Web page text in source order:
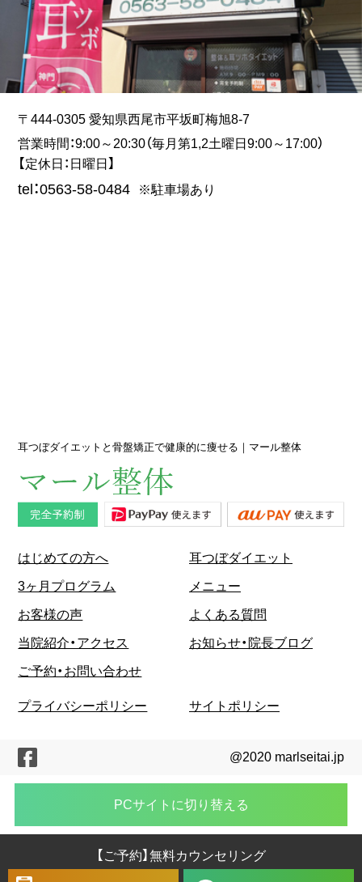
〒444-0305 愛知県西尾市平坂町梅旭8-7
営業時間：9:00～20:30（毎月第1,2土曜日9:00～17:00）
【定休日：日曜日】
tel：0563-58-0484 ※駐車場あり
耳つぼダイエットと骨盤矯正で健康的に痩せる｜マール整体
はじめての方へ 耳つぼダイエット
3ヶ月プログラム メニュー
お客様の声 よくある質問
当院紹介・アクセス お知らせ・院長ブログ
ご予約・お問い合わせ
プライバシーポリシー サイトポリシー
@2020 marlseitai.jp
【ご予約】無料カウンセリング
PCサイトに切り替える